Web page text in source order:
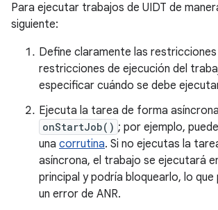
Para ejecutar trabajos de UIDT de
siguiente:
Define claramente las
restricciones de ejecución del
especificar cuándo se debe
Ejecuta la tarea de forma
onStartJob() ; por ejemplo,
una corrutina. Si no ejecutas la
asíncrona, el trabajo se ejecutará
principal y podría bloquearlo, lo
un error de ANR.